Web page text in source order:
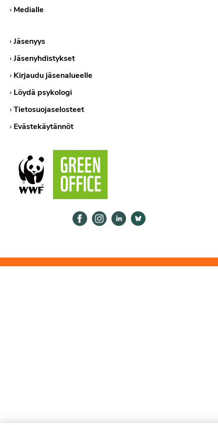
› Medialle
›Jäsenyys
›Jäsenyhdistykset
› Kirjaudu jäsenalueelle
› Löydä psykologi
›Tietosuojaselosteet
› Evästekäytännöt